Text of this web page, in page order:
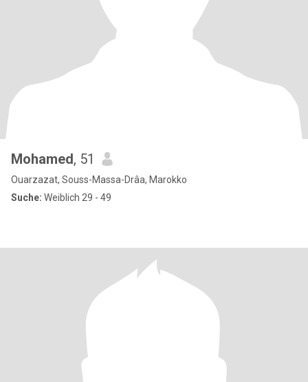
Mohamed, 51
Ouarzazat, Souss-Massa-Drâa, Marokko
Suche: Weiblich 29 - 49